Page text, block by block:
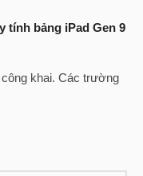
tính bảng iPad Gen 9
khai. Các trường